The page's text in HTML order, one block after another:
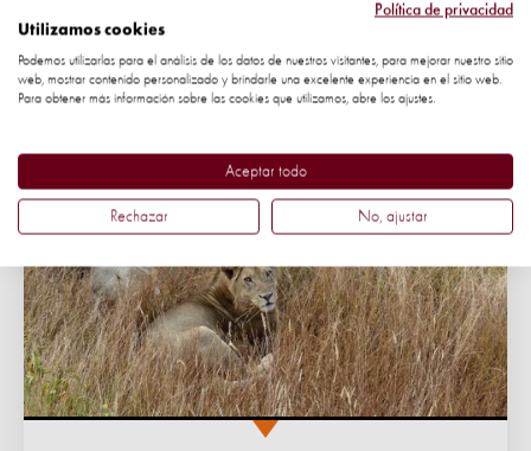
RESPONSABILIZANDO A LOS GOBIERNOS
Política de privacidad
Utilizamos cookies
Podemos utilizarlas para el análisis de los datos de nuestros visitantes, para mejorar nuestro sitio
web, mostrar contenido personalizado y brindarle una excelente experiencia en el sitio web.
Para obtener más información sobre las cookies que utilizamos, abre los ajustes.
Aceptar todo
Rechazar No, ajustar